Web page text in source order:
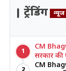
ट्रेंडिंग न्यूज
1
CM
सरकार की
जोर
CM